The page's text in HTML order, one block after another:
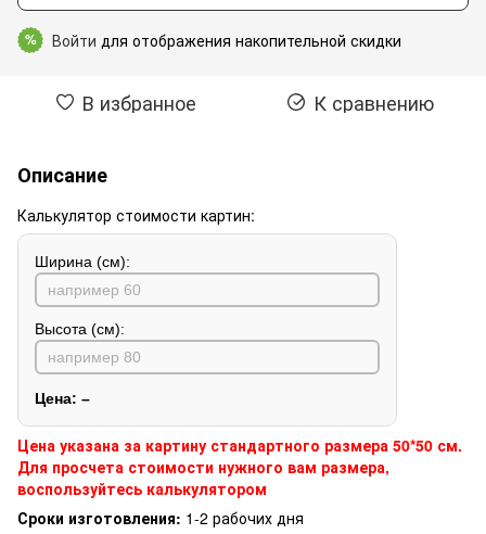
% Войти для отображения накопительной скидки
В избранное К сравнению
Описание
Калькулятор стоимости картин:
Ширина (см):
Высота (см):
Цена: –
Цена указана за картину стандартного размера 50*50 см.
Для просчета стоимости нужного вам размера,
воспользуйтесь калькулятором
Сроки изготовления: 1-2 рабочих дня